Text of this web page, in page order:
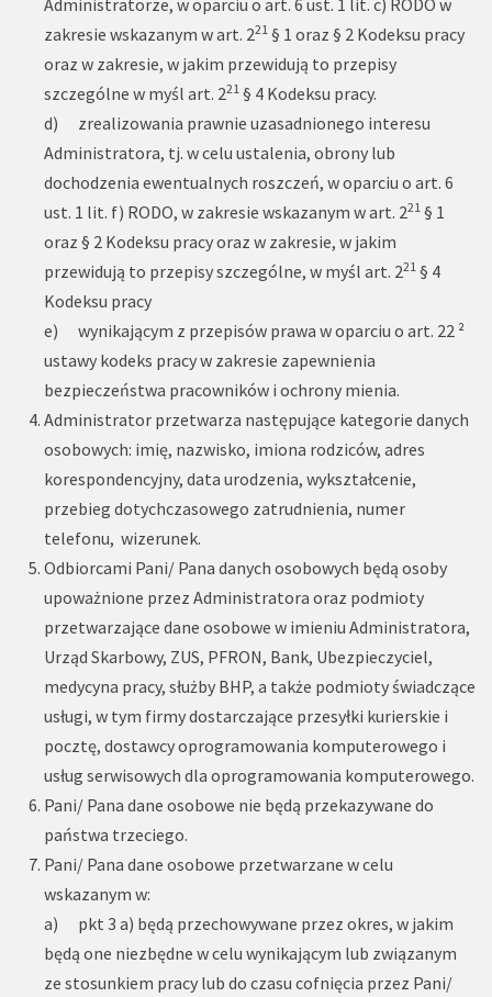
zakresie wskazanym w art. 221 § 1 oraz § 2 Kodeksu pracy
oraz w zakresie, w jakim przewidują to przepisy
szczególne w myśl art. 221 § 4 Kodeksu pracy.
d) zrealizowania prawnie uzasadnionego interesu
Administratora, tj. w celu ustalenia, obrony lub
dochodzenia ewentualnych roszczeń, w oparciu o art. 6
ust. 1 lit. f) RODO, w zakresie wskazanym w art. 221 § 1
oraz § 2 Kodeksu pracy oraz w zakresie, w jakim
przewidują to przepisy szczególne, w myśl art. 221 § 4
Kodeksu pracy
e) wynikającym z przepisów prawa w oparciu o art. 22 ²
ustawy kodeks pracy w zakresie zapewnienia
bezpieczeństwa pracowników i ochrony mienia.
Administrator przetwarza następujące kategorie danych
osobowych: imię, nazwisko, imiona rodziców, adres
korespondencyjny, data urodzenia, wykształcenie,
przebieg dotychczasowego zatrudnienia, numer
telefonu, wizerunek.
Odbiorcami Pani/ Pana danych osobowych będą osoby
upoważnione przez Administratora oraz podmioty
przetwarzające dane osobowe w imieniu Administratora,
Urząd Skarbowy, ZUS, PFRON, Bank, Ubezpieczyciel,
medycyna pracy, służby BHP, a także podmioty świadczące
usługi, w tym firmy dostarczające przesyłki kurierskie i
pocztę, dostawcy oprogramowania komputerowego i
usług serwisowych dla oprogramowania komputerowego.
Pani/ Pana dane osobowe nie będą przekazywane do
państwa trzeciego.
Pani/ Pana dane osobowe przetwarzane w celu
wskazanym w:
a) pkt 3 a) będą przechowywane przez okres, w jakim
będą one niezbędne w celu wynikającym lub związanym
ze stosunkiem pracy lub do czasu cofnięcia przez Pani/